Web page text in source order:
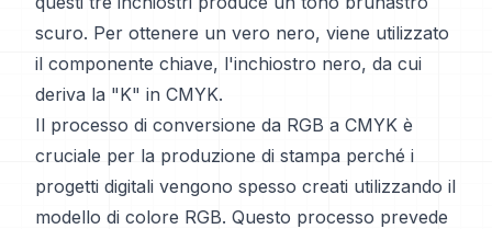
scuro. Per ottenere un vero nero, viene utilizzato
il componente chiave, l'inchiostro nero, da cui
deriva la "K" in CMYK.
Il processo di conversione da RGB a CMYK è
cruciale per la produzione di stampa perché i
progetti digitali vengono spesso creati utilizzando il
modello di colore RGB. Questo processo prevede